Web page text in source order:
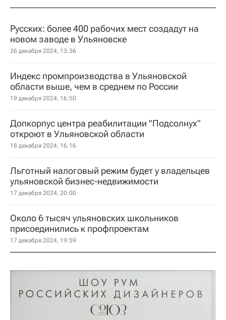
Русских: более 400 рабочих мест создадут на
новом заводе в Ульяновске
26 декабря 2024, 13:36
Индекс промпроизводства в Ульяновской
области выше, чем в среднем по России
19 декабря 2024, 16:50
Допкорпус центра реабилитации "Подсолнух"
откроют в Ульяновской области
18 декабря 2024, 16:16
Льготный налоговый режим будет у владельцев
ульяновской бизнес-недвижимости
17 декабря 2024, 20:00
Около 6 тысяч ульяновских школьников
присоединились к профпроектам
17 декабря 2024, 19:59